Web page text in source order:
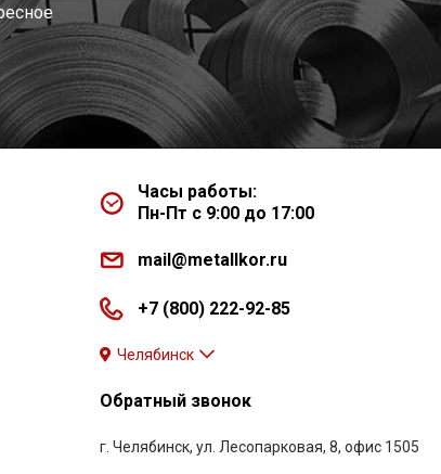
Часы работы:
Пн-Пт с 9:00 до 17:00
mail@metallkor.ru
+7 (800) 222-92-85
Челябинск
Обратный звонок
г. Челябинск, ул. Лесопарковая, 8, офис 1505